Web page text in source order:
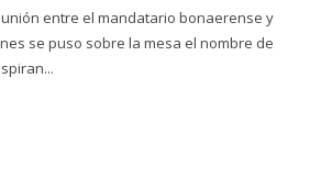
entre el mandatario bonaerense y
se puso sobre la mesa el nombre de